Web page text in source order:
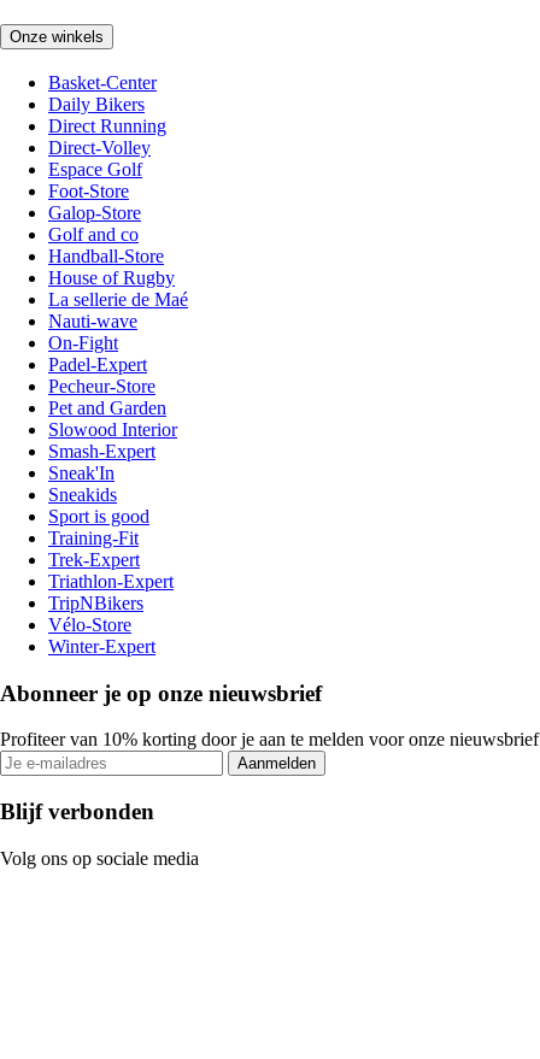
Onze winkels
Basket-Center
Daily Bikers
Direct Running
Direct-Volley
Espace Golf
Foot-Store
Galop-Store
Golf and co
Handball-Store
House of Rugby
La sellerie de Maé
Nauti-wave
On-Fight
Padel-Expert
Pecheur-Store
Pet and Garden
Slowood Interior
Smash-Expert
Sneak'In
Sneakids
Sport is good
Training-Fit
Trek-Expert
Triathlon-Expert
TripNBikers
Vélo-Store
Winter-Expert
Abonneer je op onze nieuwsbrief
Profiteer van 10% korting door je aan te melden voor onze nieuwsbrief
Aanmelden
Blijf verbonden
Volg ons op sociale media